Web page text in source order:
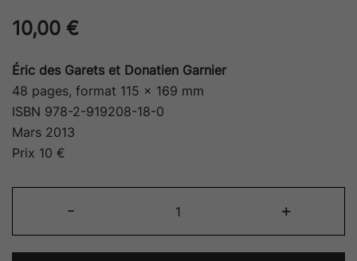
10,00 €
Éric des Garets et Donatien Garnier
48 pages, format 115 x 169 mm
ISBN 978-2-919208-18-0
Mars 2013
Prix 10 €
- +